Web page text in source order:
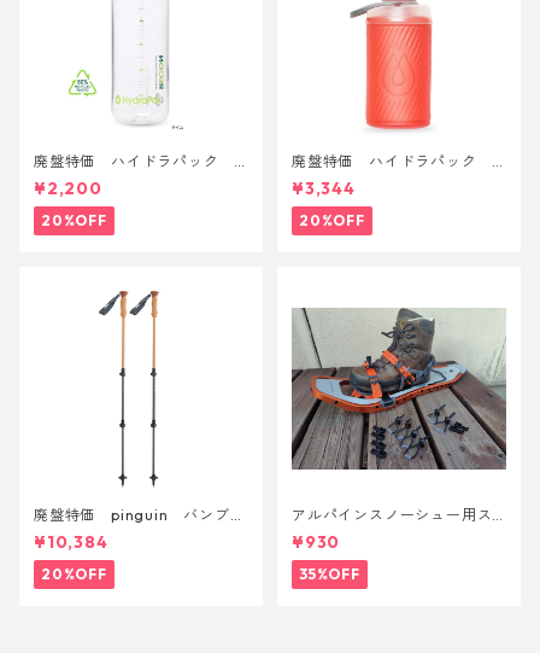
廃盤特価 ハイドラパック
リーコン ツイスト＆シップ 50
0ml
¥2,200
20%OFF
廃盤特価 ハイドラパック
フラックス 750ml
¥3,344
20%OFF
廃盤特価 pinguin バンブー
FLフォーム(ペア)
¥10,384
20%OFF
アルパインスノーシュー用ス
トラップキャッチ(ペア)
¥930
35%OFF